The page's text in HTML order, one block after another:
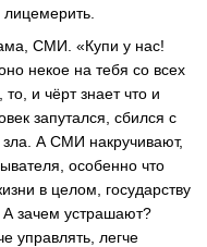
лицемерить.
СМИ. «Купи у нас!
некое на тебя со всех
и чёрт знает что и
запутался, сбился с
А СМИ накручивают,
особенно что
в целом, государству
А зачем устрашают?
управлять, легче